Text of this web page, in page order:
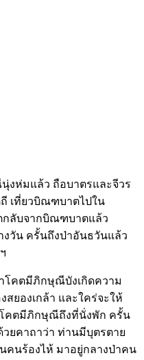
งห่มแล้ว ถือบาตรและจีวร
เที่ยวบิณฑบาตไปใน
กลับจากบิณฑบาตแล้ว
งวัน ครั้นถึงป่าอันธวันแล้ว
โคตมีภิกษุณีบังเกิดความ
ยองเกล้า และใคร่จะให้
โคตมีภิกษุณีถึงที่นั่งพัก ครั้น
ยคาถาว่า ท่านมีบุตรตาย
คนร้องไห้ มาอยู่กลางป่าคน